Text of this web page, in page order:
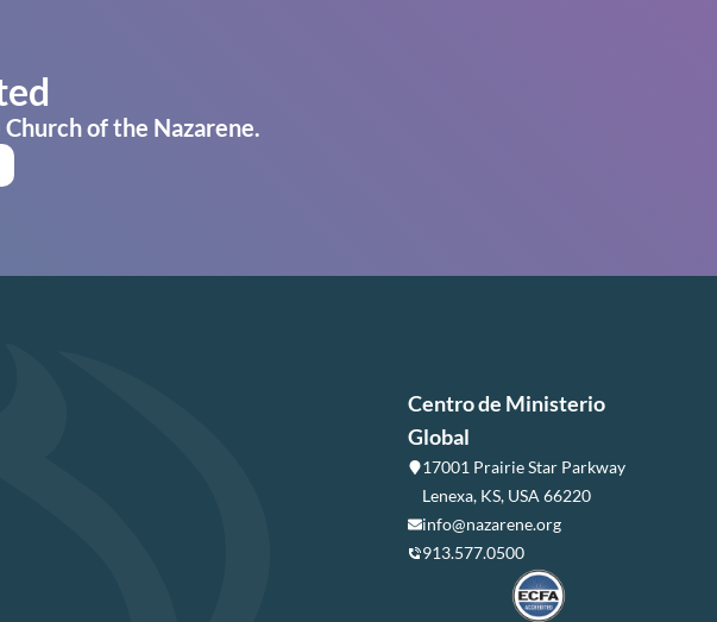
of the Nazarene.
Centro de Ministerio
Global
17001 Prairie Star Parkway
Lenexa, KS, USA 66220
info@nazarene.org
913.577.0500